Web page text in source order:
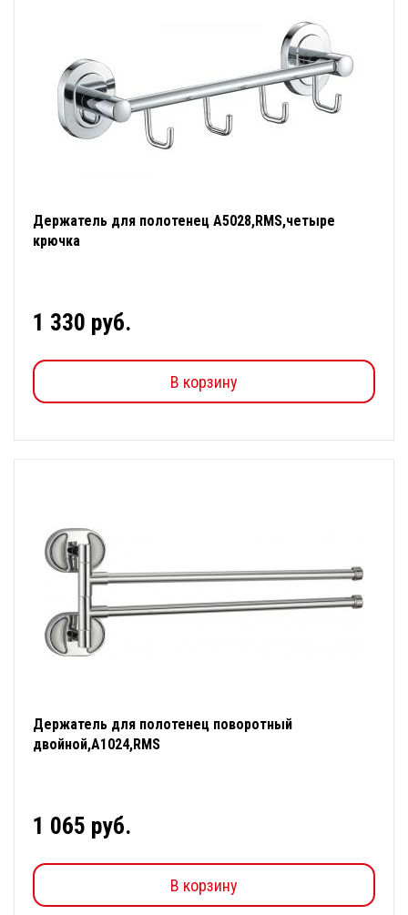
Держатель для полотенец А5028,RMS,четыре
крючка
1 330 руб.
В корзину
Держатель для полотенец поворотный
двойной,А1024,RMS
1 065 руб.
В корзину